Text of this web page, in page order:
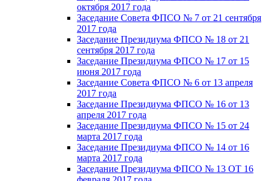
октября 2017 года
Заседание Совета ФПСО № 7 от 21 сентября
2017 года
Заседание Президиума ФПСО № 18 от 21
сентября 2017 года
Заседание Президиума ФПСО № 17 от 15
июня 2017 года
Заседание Совета ФПСО № 6 от 13 апреля
2017 года
Заседание Президиума ФПСО № 16 от 13
апреля 2017 года
Заседание Президиума ФПСО № 15 от 24
марта 2017 года
Заседание Президиума ФПСО № 14 от 16
марта 2017 года
Заседание Президиума ФПСО № 13 ОТ 16